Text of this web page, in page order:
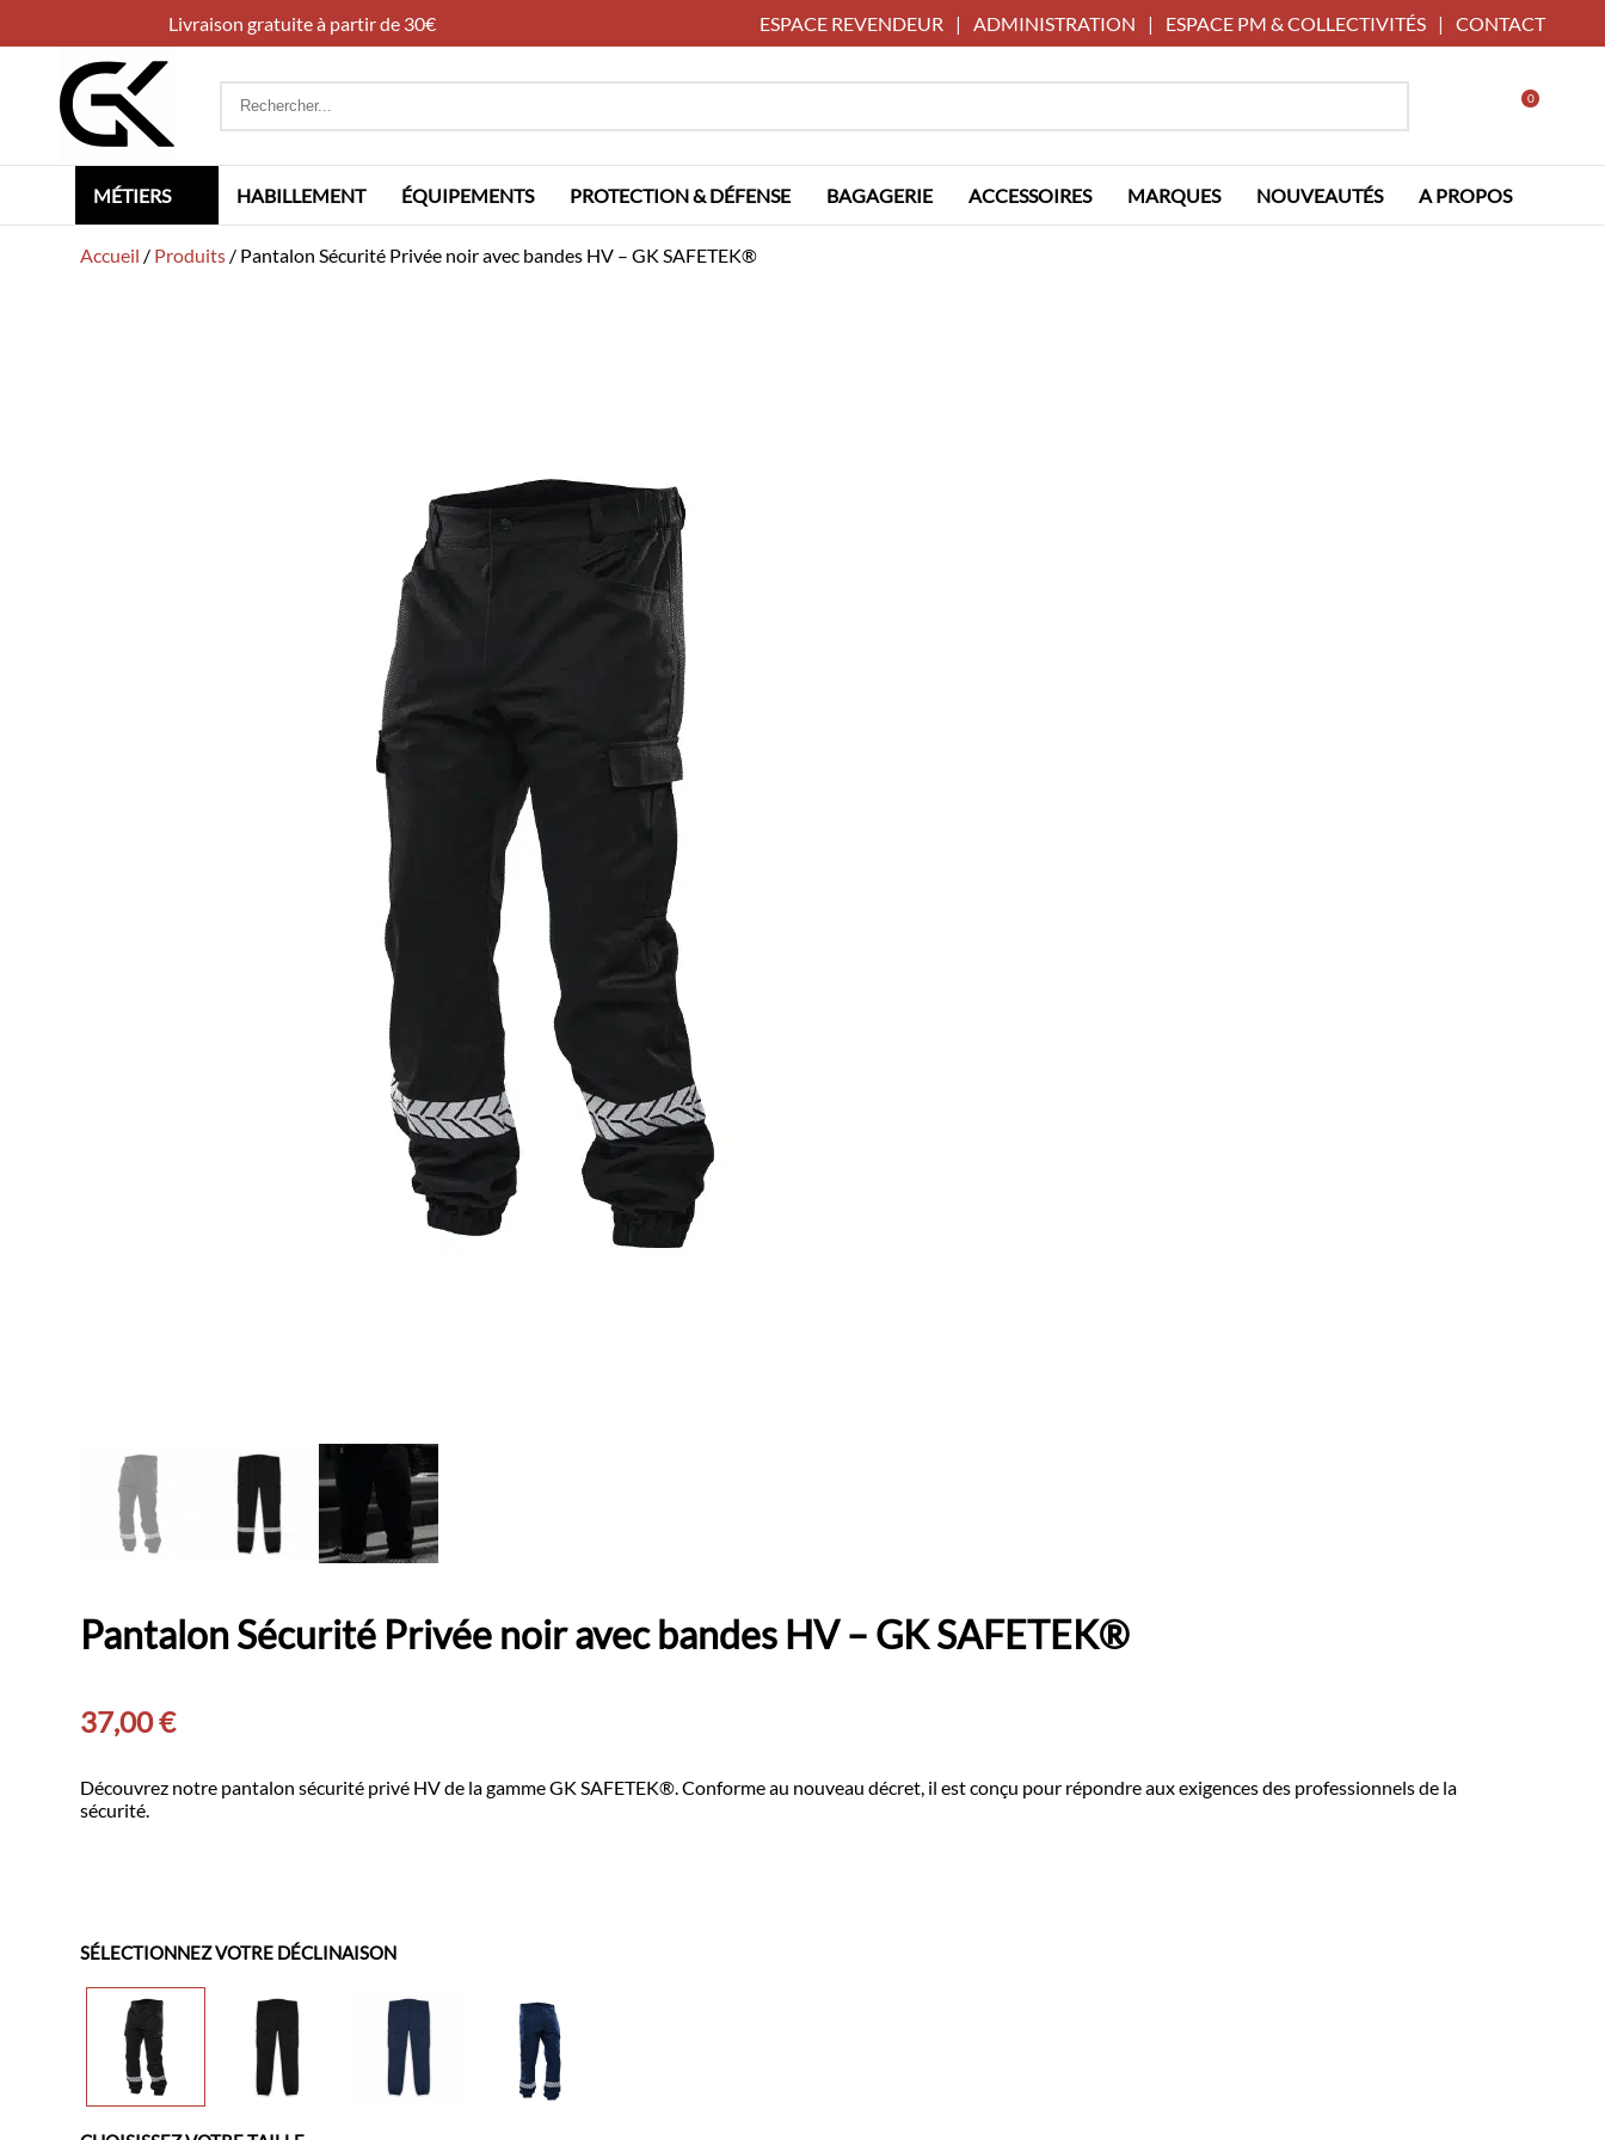
Livraison gratuite à partir de 30€ ESPACE REVENDEUR | ADMINISTRATION | ESPACE PM & COLLECTIVITÉS | CONTACT
Rechercher
0
MÉTIERS HABILLEMENT ÉQUIPEMENTS PROTECTION & DÉFENSE BAGAGERIE ACCESSOIRES MARQUES NOUVEAUTÉS A PROPOS
Accueil / Produits / Pantalon Sécurité Privée noir avec bandes HV – GK SAFETEK®️
Pantalon Sécurité Privée noir avec bandes HV – GK SAFETEK®️
37,00€
Découvrez notre pantalon sécurité privé HV de la gamme GK SAFETEK®️. Conforme au nouveau décret, il est conçu pour répondre aux exigences des professionnels de la
sécurité.
SÉLECTIONNEZ VOTRE DÉCLINAISON